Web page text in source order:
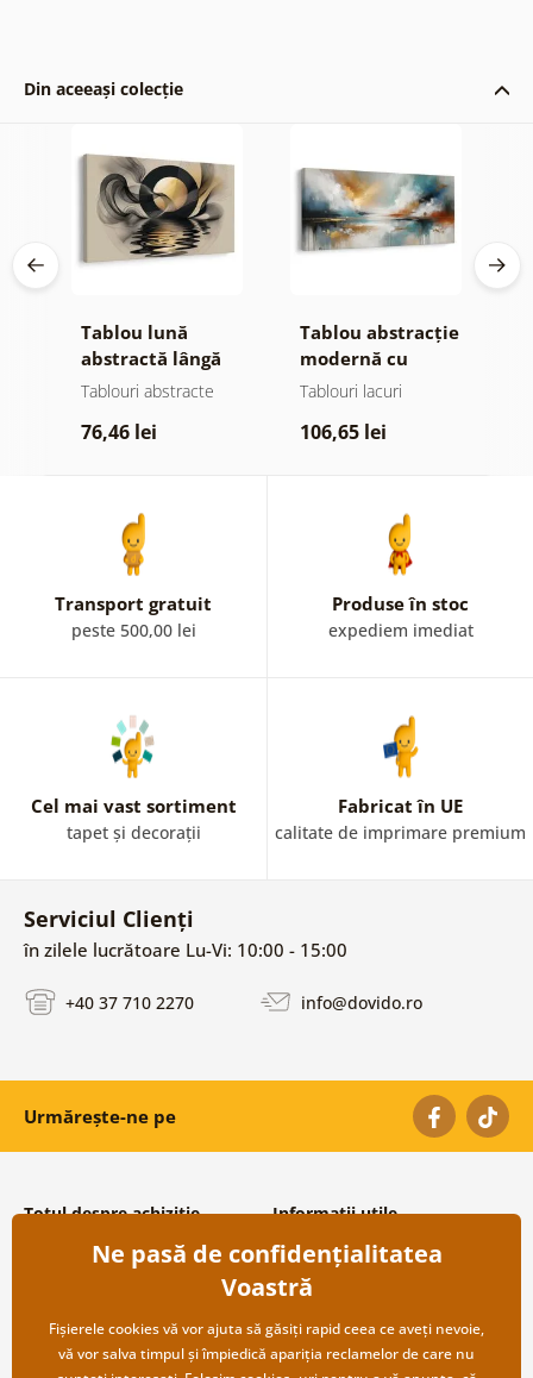
Din aceeași colecție
Tablou lună
abstractă lângă
apă
Tablouri abstracte
76,46 lei
Tablou abstracție
modernă cu
natură
Tablouri lacuri
106,65 lei
Transport gratuit
peste 500,00 lei
Produse în stoc
expediem imediat
Cel mai vast sortiment
tapet și decorații
Fabricat în UE
calitate de imprimare premium
Serviciul Clienți
în zilele lucrătoare Lu-Vi: 10:00 - 15:00
+40 37 710 2270 info@dovido.ro
Urmărește-ne pe
Totul despre achiziție
Condiții și termeni generali
Protecția datelor personale
Transport și modalități de plată
Returnare
Informații utile
Despre noi
Întrebări frecvente
Contacte
Cooperare angro
Ne pasă de confidențialitatea
Voastră
Fișierele cookies vă vor ajuta să găsiți rapid ceea ce aveți nevoie,
vă vor salva timpul și împiedică apariția reclamelor de care nu